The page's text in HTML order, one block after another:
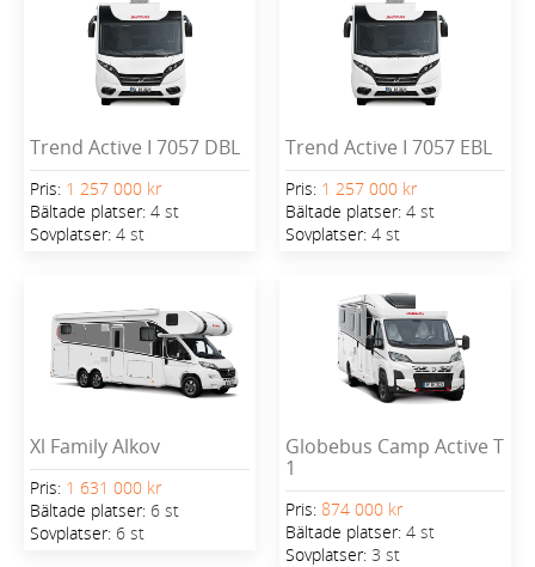
Trend Active I 7057 DBL
Pris: 1 257 000 kr
Bältade platser: 4 st
Sovplatser: 4 st
Trend Active I 7057 EBL
Pris: 1 257 000 kr
Bältade platser: 4 st
Sovplatser: 4 st
Xl Family Alkov
Pris: 1 631 000 kr
Bältade platser: 6 st
Sovplatser: 6 st
Globebus Camp Active T
1
Pris: 874 000 kr
Bältade platser: 4 st
Sovplatser: 3 st